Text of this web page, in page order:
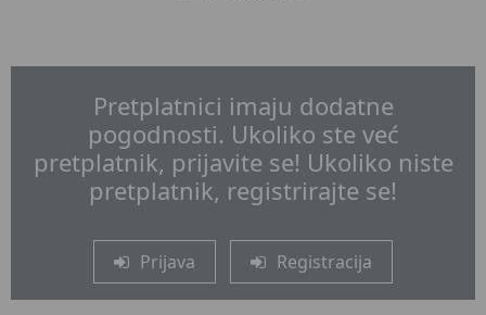
Pretplatnici imaju dodatne
pogodnosti. Ukoliko ste već
pretplatnik, prijavite se! Ukoliko niste
pretplatnik, registrirajte se!
Prijava Registracija